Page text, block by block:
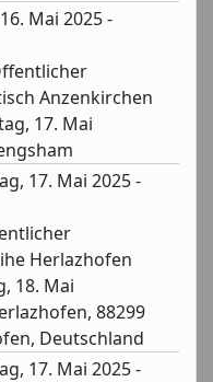
Mai 2025 -
Anzenkirchen
17. Mai
17. Mai 2025 -
Herlazhofen
18. Mai
88299
Deutschland
17. Mai 2025 -